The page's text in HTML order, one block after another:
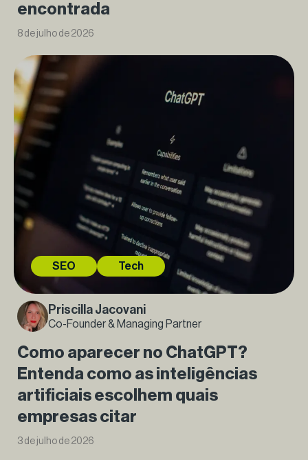
encontrada
8 de julho de 2026
SEO Tech
Priscilla Jacovani
Co-Founder & Managing Partner
Como aparecer no ChatGPT?
Entenda como as inteligências
artificiais escolhem quais
empresas citar
3 de julho de 2026